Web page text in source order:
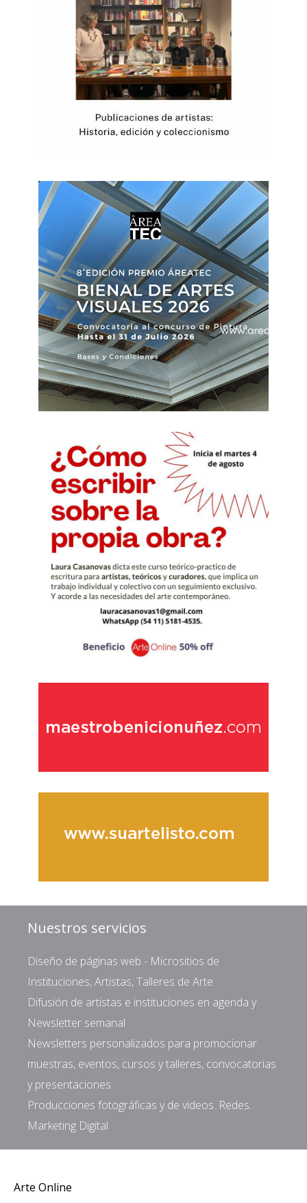
Nuestros servicios
Diseño de páginas web - Micrositios de
Instituciones, Artistas, Talleres de Arte
Difusión de artistas e instituciones en agenda y
Newsletter semanal
Newsletters personalizados para promocionar
muestras, eventos, cursos y talleres, convocatorias
y presentaciones
Producciones fotográficas y de videos. Redes.
Marketing Digital
Arte Online